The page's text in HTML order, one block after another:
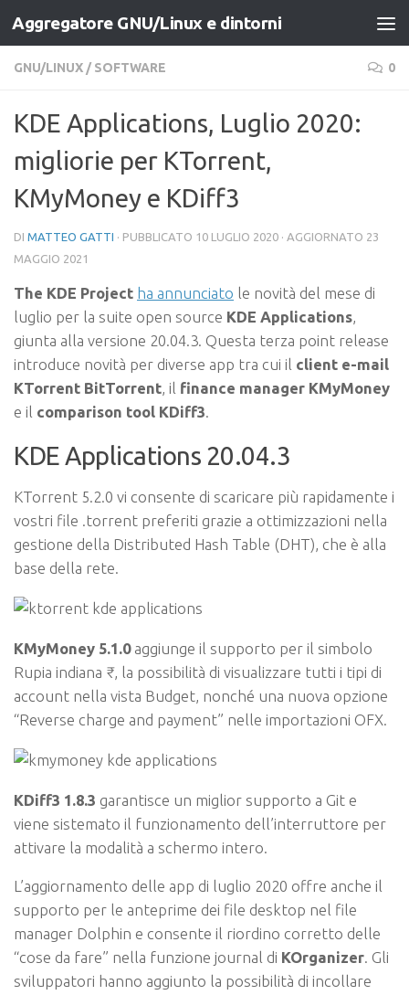
Salta al contenuto
Aggregatore GNU/Linux e dintorni
GNU/LINUX / SOFTWARE 0
KDE Applications, Luglio 2020:
migliorie per KTorrent,
KMyMoney e KDiff3
DI MATTEO GATTI · PUBBLICATO 10 LUGLIO 2020 · AGGIORNATO 23
MAGGIO 2021
The KDE Project ha annunciato le novità del mese di
luglio per la suite open source KDE Applications,
giunta alla versione 20.04.3. Questa terza point release
introduce novità per diverse app tra cui il client e-mail
KTorrent BitTorrent, il finance manager KMyMoney
e il comparison tool KDiff3.
KDE Applications 20.04.3
KTorrent 5.2.0 vi consente di scaricare più rapidamente i
vostri file .torrent preferiti grazie a ottimizzazioni nella
gestione della Distributed Hash Table (DHT), che è alla
base della rete.
KMyMoney 5.1.0aggiunge il supporto per il simbolo
Rupia indiana ₹, la possibilità di visualizzare tutti i tipi di
account nella vista Budget, nonché una nuova opzione
“Reverse charge and payment” nelle importazioni OFX.
KDiff3 1.8.3 garantisce un miglior supporto a Git e
viene sistemato il funzionamento dell’interruttore per
attivare la modalità a schermo intero.
L’aggiornamento delle app di luglio 2020 offre anche il
supporto per le anteprime dei file desktop nel file
manager Dolphin e consente il riordino corretto delle
“cose da fare” nella funzione journal di KOrganizer. Gli
sviluppatori hanno aggiunto la possibilità di incollare